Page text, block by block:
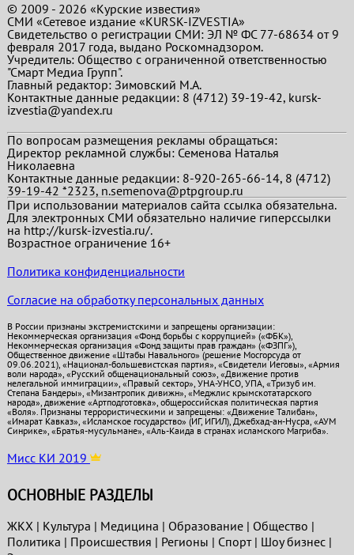
© 2009 - 2026 «Курские известия»
СМИ «Сетевое издание «KURSK-IZVESTIA»
Свидетельство о регистрации СМИ: ЭЛ № ФС 77-68634 от 9
февраля 2017 года, выдано Роскомнадзором.
Учредитель: Общество с ограниченной ответственностью
"Смарт Медиа Групп".
Главный редактор:Зимовский М.А.
Контактные данные редакции: 8 (4712) 39-19-42, kursk-
izvestia@yandex.ru
По вопросам размещения рекламы обращаться:
Директор рекламной службы: Семенова Наталья
Николаевна
Контактные данные редакции: 8-920-265-66-14, 8 (4712)
39-19-42 *2323, n.semenova@ptpgroup.ru
При использовании материалов сайта ссылка обязательна.
Для электронных СМИ обязательно наличие гиперссылки
на http://kursk-izvestia.ru/.
Возрастное ограничение 16+
Политика конфиденциальности
Согласие на обработку персональных данных
В России признаны экстремистскими и запрещены организации:
Некоммерческая организация «Фонд борьбы с коррупцией» («ФБК»),
Некоммерческая организация «Фонд защиты прав граждан» («ФЗПГ»),
Общественное движение «Штабы Навального» (решение Мосгорсуда от
09.06.2021), «Национал-большевистская партия», «Свидетели Иеговы», «Армия
воли народа», «Русский общенациональный союз», «Движение против
нелегальной иммиграции», «Правый сектор», УНА-УНСО, УПА, «Тризуб им.
Степана Бандеры», «Мизантропик дивижн», «Меджлис крымскотатарского
народа», движение «Артподготовка», общероссийская политическая партия
«Воля». Признаны террористическими и запрещены: «Движение Талибан»,
«Имарат Кавказ», «Исламское государство» (ИГ, ИГИЛ), Джебхад-ан-Нусра, «АУМ
Синрике», «Братья-мусульмане», «Аль-Каида в странах исламского Магриба».
Мисс КИ 2019
ОСНОВНЫЕ РАЗДЕЛЫ
ЖКХ| Культура | Медицина | Образование| Общество |
Политика | Проиcшествия | Регионы | Спорт| Шоу бизнес|